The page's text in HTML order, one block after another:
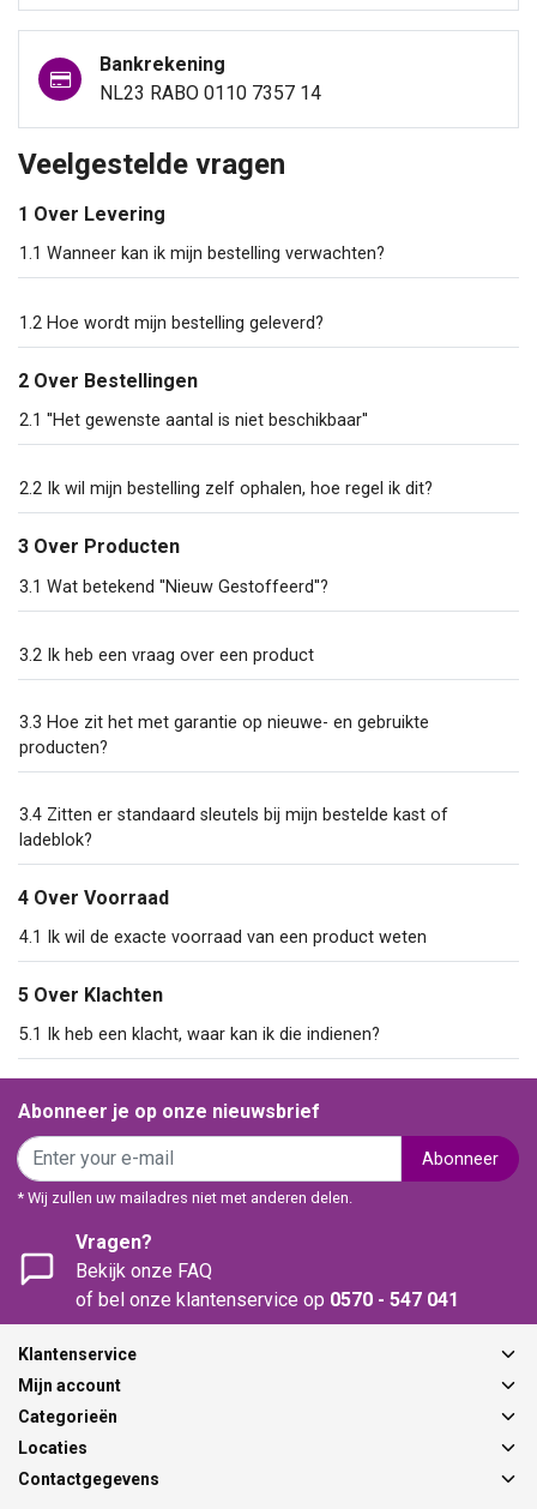
Bankrekening
NL23 RABO 0110 7357 14
Veelgestelde vragen
1 Over Levering
1.1 Wanneer kan ik mijn bestelling verwachten?
1.2 Hoe wordt mijn bestelling geleverd?
2 Over Bestellingen
2.1 ''Het gewenste aantal is niet beschikbaar''
2.2 Ik wil mijn bestelling zelf ophalen, hoe regel ik dit?
3 Over Producten
3.1 Wat betekend ''Nieuw Gestoffeerd''?
3.2 Ik heb een vraag over een product
3.3 Hoe zit het met garantie op nieuwe- en gebruikte
producten?
3.4 Zitten er standaard sleutels bij mijn bestelde kast of
ladeblok?
4 Over Voorraad
4.1 Ik wil de exacte voorraad van een product weten
5 Over Klachten
5.1 Ik heb een klacht, waar kan ik die indienen?
Abonneer je op onze nieuwsbrief
Abonneer
* Wij zullen uw mailadres niet met anderen delen.
Vragen?
Bekijk onze FAQ
of bel onze klantenservice op 0570 - 547 041
Klantenservice
Mijn account
Categorieën
Locaties
Contactgegevens